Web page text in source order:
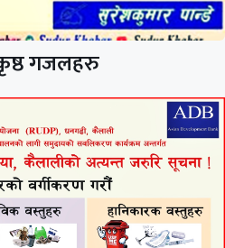
गजलहरु